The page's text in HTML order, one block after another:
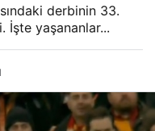
derbinin 33.
İşte yaşananlar...